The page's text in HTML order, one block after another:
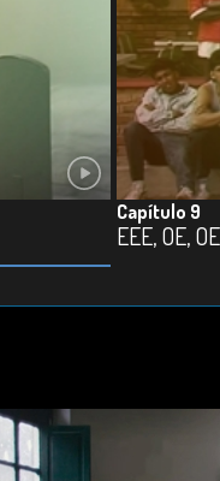
Capítulo 9
EEE, OE,